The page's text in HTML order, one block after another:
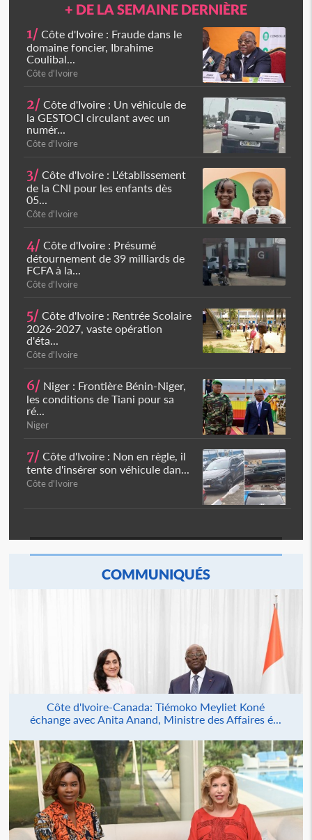
+ DE LA SEMAINE DERNIÈRE
1/ Côte d'Ivoire : Fraude dans le
domaine foncier, Ibrahime
Coulibal...
Côte d'Ivoire
2/ Côte d'Ivoire : Un véhicule de
la GESTOCI circulant avec un
numér...
Côte d'Ivoire
3/ Côte d'Ivoire : L'établissement
de la CNI pour les enfants dès
05...
Côte d'Ivoire
4/ Côte d'Ivoire : Présumé
détournement de 39 milliards de
FCFA à la...
Côte d'Ivoire
5/ Côte d'Ivoire : Rentrée Scolaire
2026-2027, vaste opération
d'éta...
Côte d'Ivoire
6/ Niger : Frontière Bénin-Niger,
les conditions de Tiani pour sa
ré...
Niger
7/ Côte d'Ivoire : Non en règle, il
tente d'insérer son véhicule dan...
Côte d'Ivoire
COMMUNIQUÉS
Côte d'Ivoire-Canada: Tiémoko Meyliet Koné
échange avec Anita Anand, Ministre des Affaires é...